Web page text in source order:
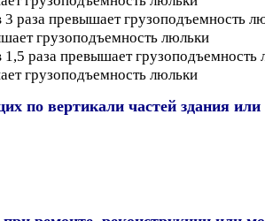
раза превышает грузоподъемность
грузоподъемность люльки
раза превышает грузоподъемность
грузоподъемность люльки
по вертикали частей здания